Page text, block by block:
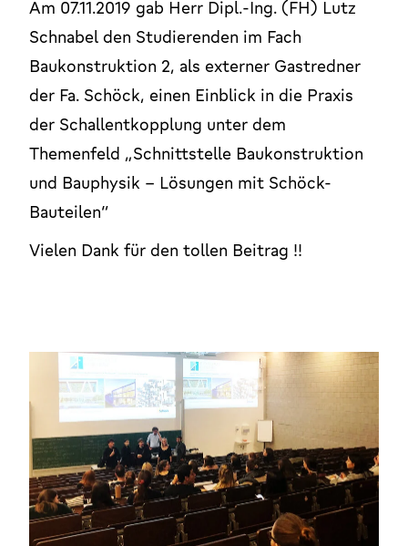
Am 07.11.2019 gab Herr Dipl.-Ing. (FH) Lutz
Schnabel den Studierenden im Fach
Baukonstruktion 2, als externer Gastredner
der Fa. Schöck, einen Einblick in die Praxis
der Schallentkopplung unter dem
Themenfeld „Schnittstelle Baukonstruktion
und Bauphysik – Lösungen mit Schöck-
Bauteilen“
Vielen Dank für den tollen Beitrag !!